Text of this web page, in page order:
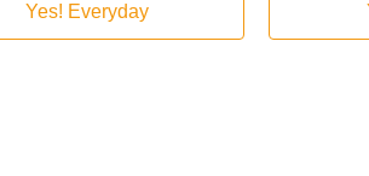
Yes! Everyday